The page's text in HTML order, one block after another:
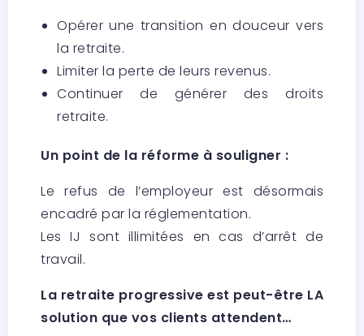
Opérer une transition en douceur vers
la retraite.
Limiter la perte de leurs revenus.
Continuer de générer des droits
retraite.
Un point de la réforme à souligner :
Le refus de l’employeur est désormais
encadré par la réglementation.
Les IJ sont illimitées en cas d’arrêt de
travail.
La retraite progressive est peut-être LA
solution que vos clients attendent…